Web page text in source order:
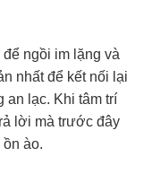
ngồi im lặng và
nhất để kết nối lại
an lạc. Khi tâm trí
lời mà trước đây
ào.